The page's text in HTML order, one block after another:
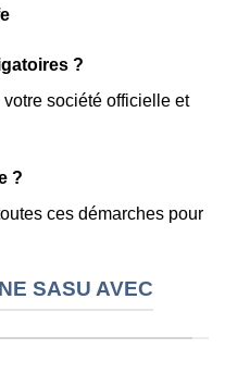
?
société officielle et
?
ces démarches pour
SASU AVEC